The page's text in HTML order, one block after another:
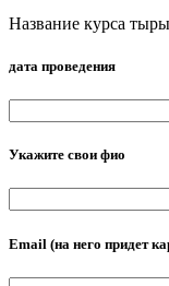
Название курса
дата проведения
Укажите свои фио
Email (на него придет